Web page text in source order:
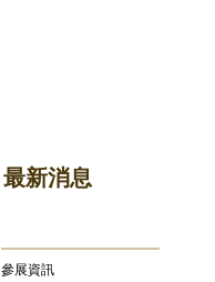
最新消息
參展資訊